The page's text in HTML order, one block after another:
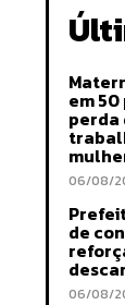
em
perda
06/08/
de
06/08/